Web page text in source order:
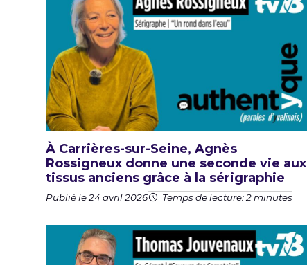
À Carrières-sur-Seine, Agnès
Rossigneux donne une seconde vie aux
tissus anciens grâce à la sérigraphie
Publié le 24 avril 2026 Temps de lecture: 2 minutes